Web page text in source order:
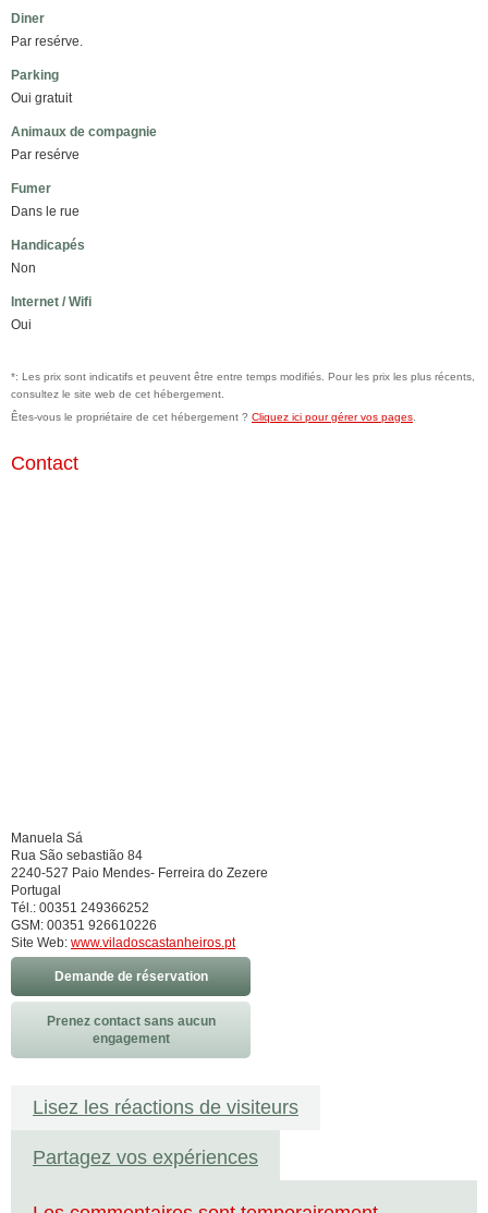
Diner
Par resérve.
Parking
Oui gratuit
Animaux de compagnie
Par resérve
Fumer
Dans le rue
Handicapés
Non
Internet / Wifi
Oui
*: Les prix sont indicatifs et peuvent être entre temps modifiés. Pour les prix les plus récents,
consultez le site web de cet hébergement.
Êtes-vous le propriétaire de cet hébergement ? Cliquez ici pour gérer vos pages
Contact
Manuela Sá
Rua São sebastião 84
2240-527 Paio Mendes- Ferreira do Zezere
Portugal
Tél.: 00351 249366252
GSM: 00351 926610226
Site Web: www.viladoscastanheiros.pt
Demande de réservation
Prenez contact sans aucun
engagement
Lisez les réactions de visiteurs
Partagez vos expériences